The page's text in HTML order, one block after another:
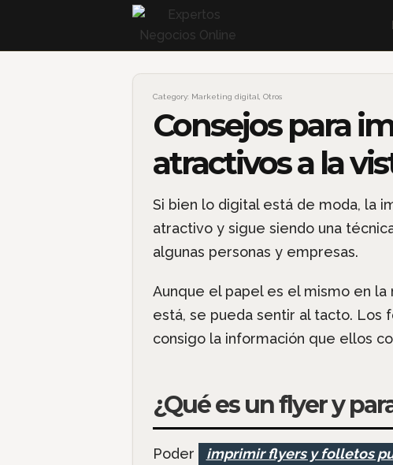
Category: Marketing digital Otros
Consejos para
atractivos a la
Si bien lo digital está de moda, la
atractivo y sigue siendo una
algunas personas y empresas.
Aunque el papel es el mismo en
está, se pueda sentir al tacto. Los
consigo la información que ellos
¿Qué es un flyer y
Poder imprimir flyers y folletos